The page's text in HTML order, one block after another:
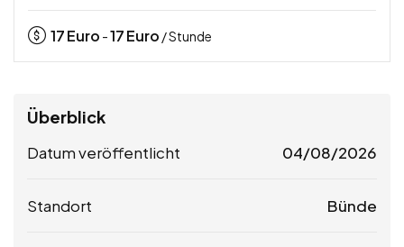
17Euro -17Euro / Stunde
Überblick
Datum veröffentlicht 04/08/2026
Standort Bünde